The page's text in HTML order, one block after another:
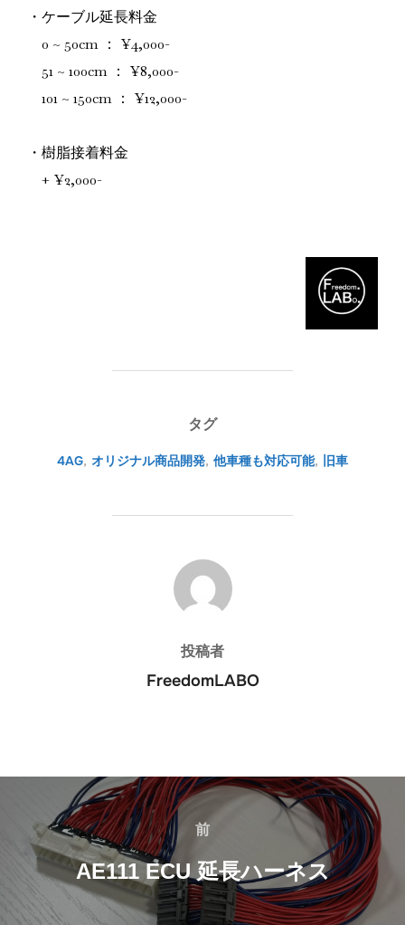
・ケーブル延長料金
0 ~ 50cm ： ¥4,000-
51 ~ 100cm ： ¥8,000-
101 ~ 150cm ： ¥12,000-
・樹脂接着料金
+ ¥2,000-
タグ
4AG, オリジナル商品開発, 他車種も対応可能, 旧車
投稿者
投稿者
FreedomLABO
ビ
前
前
AE111 ECU 延長ハーネス